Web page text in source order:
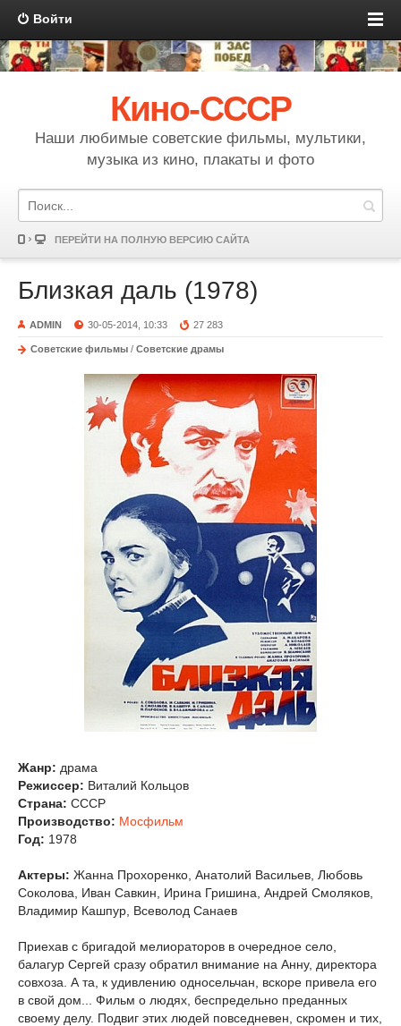
Войти
Кино-СССР
Наши любимые советские фильмы, мультики,
музыка из кино, плакаты и фото
ПЕРЕЙТИ НА ПОЛНУЮ ВЕРСИЮ САЙТА
Близкая даль (1978)
ADMIN 30-05-2014, 10:33 27 283
Советские фильмы / Советские драмы
Жанр: драма
Режиссер: Виталий Кольцов
Страна: СССР
Производство: Мосфильм
Год: 1978
Актеры: Жанна Прохоренко, Анатолий Васильев, Любовь
Соколова, Иван Савкин, Ирина Гришина, Андрей Смоляков,
Владимир Кашпур, Всеволод Санаев
Приехав с бригадой мелиораторов в очередное село,
балагур Сергей сразу обратил внимание на Анну, директора
совхоза. А та, к удивлению односельчан, вскоре привела его
в свой дом... Фильм о людях, беспредельно преданных
своему делу. Подвиг этих людей повседневен, скромен и тих,